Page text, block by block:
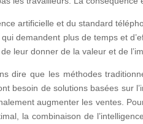
artificielle et du standard
demandent plus de temps et
leur donner de la valeur et de
dire que les méthodes
besoin de solutions basées sur
augmenter les ventes.
la combinaison de